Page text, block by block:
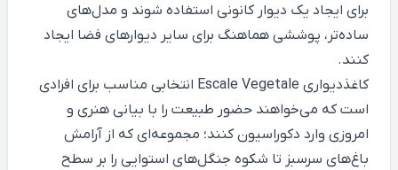
برای ایجاد یک دیوار کانونی استفاده شوند و مدل‌های
ساده‌تر، پوششی هماهنگ برای سایر دیوارهای فضا ایجاد
کنند.
کاغذدیواری Escale Vegetale انتخابی مناسب برای افرادی
است که می‌خواهند حضور طبیعت را با بیانی هنری و
امروزی وارد دکوراسیون کنند؛ مجموعه‌ای که از آرامش
باغ‌های سرسبز تا شکوه جنگل‌های استوایی را بر سطح